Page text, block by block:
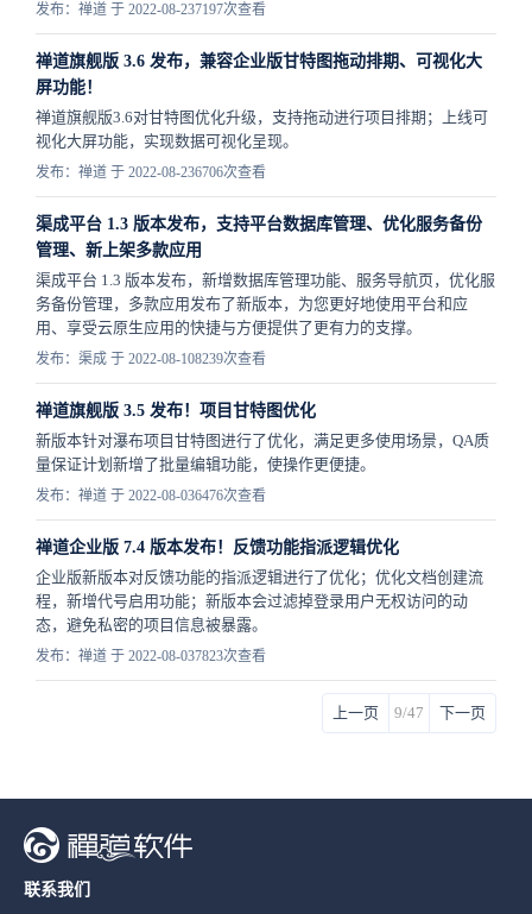
发布：禅道 于 2022-08-237197次查看
禅道旗舰版 3.6 发布，兼容企业版甘特图拖动排期、可视化大
屏功能！
禅道旗舰版3.6对甘特图优化升级，支持拖动进行项目排期；上线可
视化大屏功能，实现数据可视化呈现。
发布：禅道 于 2022-08-236706次查看
渠成平台 1.3 版本发布，支持平台数据库管理、优化服务备份
管理、新上架多款应用
渠成平台 1.3 版本发布，新增数据库管理功能、服务导航页，优化服
务备份管理，多款应用发布了新版本，为您更好地使用平台和应
用、享受云原生应用的快捷与方便提供了更有力的支撑。
发布：渠成 于 2022-08-108239次查看
禅道旗舰版 3.5 发布！项目甘特图优化
新版本针对瀑布项目甘特图进行了优化，满足更多使用场景，QA质
量保证计划新增了批量编辑功能，使操作更便捷。
发布：禅道 于 2022-08-036476次查看
禅道企业版 7.4 版本发布！反馈功能指派逻辑优化
企业版新版本对反馈功能的指派逻辑进行了优化；优化文档创建流
程，新增代号启用功能；新版本会过滤掉登录用户无权访问的动
态，避免私密的项目信息被暴露。
发布：禅道 于 2022-08-037823次查看
上一页 9/47 下一页
联系我们